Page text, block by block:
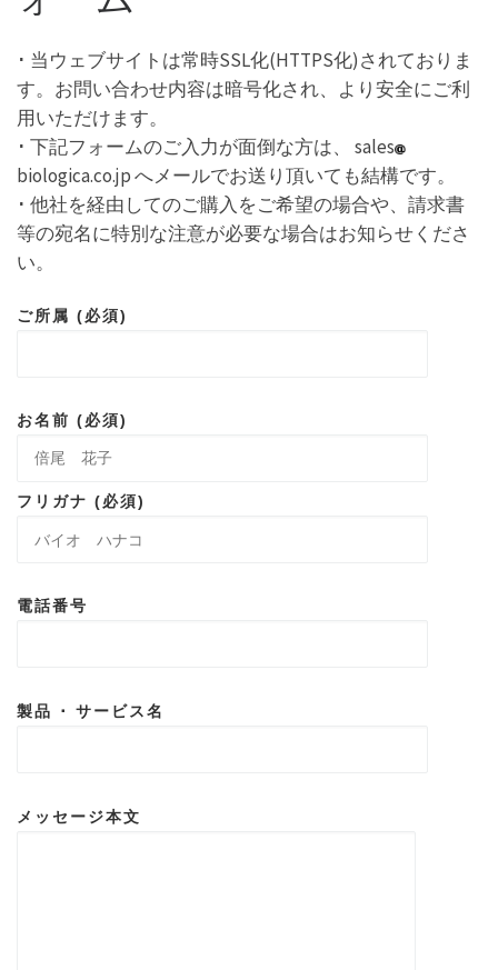
･ 当ウェブサイトは常時SSL化(HTTPS化)されておりま
す。お問い合わせ内容は暗号化され、より安全にご利
用いただけます。
･ 下記フォームのご入力が面倒な方は、 sales
biologica.co.jp へメールでお送り頂いても結構です。
･ 他社を経由してのご購入をご希望の場合や、請求書
等の宛名に特別な注意が必要な場合はお知らせくださ
い。
ご所属 (必須)
お名前 (必須)
フリガナ (必須)
電話番号
製品 ･ サービス名
メッセージ本文